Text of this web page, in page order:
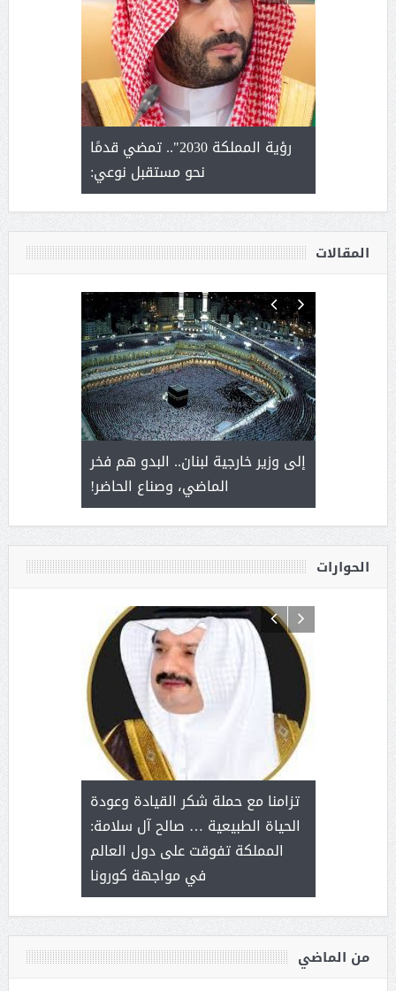
يحصل
رؤية المملكة 2030".. تمضي قدمًا
نحو مستقبل نوعي:
ورشة
المقالات
سلمان
إلى وزير خارجية لبنان.. البدو هم فخر
الماضي، وصناع الحاضر!
يحمل
الحوارات
مع
بنت
تزامنا مع حملة شكر القيادة وعودة
الحياة الطبيعية … صالح آل سلامة:
المملكة تفوقت على دول العالم
في مواجهة كورونا
آل شرمه:
على برامج
هي أساس
من الماضي